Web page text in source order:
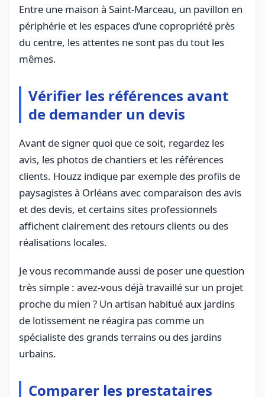
Entre une maison à Saint-Marceau, un pavillon en
périphérie et les espaces d’une copropriété près
du centre, les attentes ne sont pas du tout les
mêmes.
Vérifier les références avant
de demander un devis
Avant de signer quoi que ce soit, regardez les
avis, les photos de chantiers et les références
clients. Houzz indique par exemple des profils de
paysagistes à Orléans avec comparaison des avis
et des devis, et certains sites professionnels
affichent clairement des retours clients ou des
réalisations locales.
Je vous recommande aussi de poser une question
très simple : avez-vous déjà travaillé sur un projet
proche du mien ? Un artisan habitué aux jardins
de lotissement ne réagira pas comme un
spécialiste des grands terrains ou des jardins
urbains.
Comparer les prestataires